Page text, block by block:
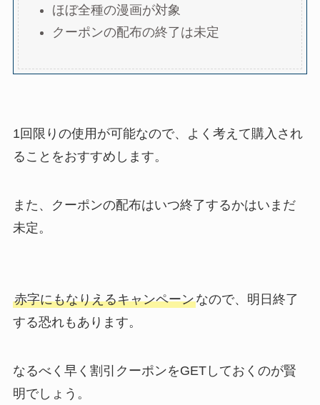
ほぼ全種の漫画が対象
クーポンの配布の終了は未定
1回限りの使用が可能なので、よく考えて購入され
ることをおすすめします。
また、クーポンの配布はいつ終了するかはいまだ
未定。
赤字にもなりえるキャンペーンなので、明日終了
する恐れもあります。
なるべく早く割引クーポンをGETしておくのが賢
明でしょう。